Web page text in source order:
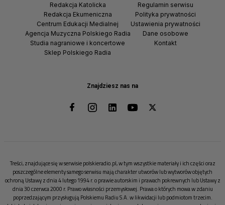
Znajdziesz nas na
Redakcja Katolicka
Redakcja Ekumeniczna
Centrum Edukacji Medialnej
Agencja Muzyczna Polskiego Radia
Studia nagraniowe i koncertowe
Sklep Polskiego Radia
Regulamin serwisu
Polityka prywatności
Ustawienia prywatności
Dane osobowe
Kontakt
Treści, znajdujące się w serwisie polskieradio.pl, w tym wszystkie materiały i ich części oraz
poszczególne elementy samego serwisu mają charakter utworów lub wytworów objętych
ochroną Ustawy z dnia 4 lutego 1994 r. o prawie autorskim i prawach pokrewnych lub Ustawy z
dnia 30 czerwca 2000 r. Prawo własności przemysłowej. Prawa o których mowa w zdaniu
poprzedzającym przysługują Polskiemu Radiu S.A. w likwidacji lub podmiotom trzecim.